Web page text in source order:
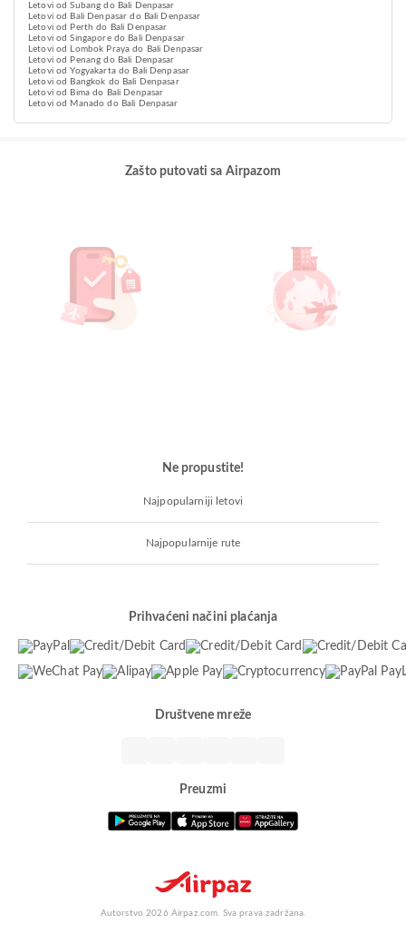
Letovi od Subang do Bali Denpasar
Letovi od Bali Denpasar do Bali Denpasar
Letovi od Perth do Bali Denpasar
Letovi od Singapore do Bali Denpasar
Letovi od Lombok Praya do Bali Denpasar
Letovi od Penang do Bali Denpasar
Letovi od Yogyakarta do Bali Denpasar
Letovi od Bangkok do Bali Denpasar
Letovi od Bima do Bali Denpasar
Letovi od Manado do Bali Denpasar
Zašto putovati sa Airpazom
Ne propustite!
Najpopularniji letovi
Najpopularnije rute
Prihvaćeni načini plaćanja
Društvene mreže
Preuzmi
Autorstvo 2026 Airpaz.com. Sva prava zadržana.